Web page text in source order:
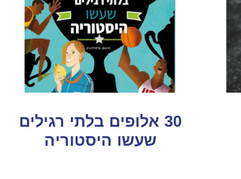
30 אלופים בלתי רגילים
שעשו היסטוריה